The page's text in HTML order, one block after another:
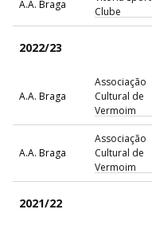
A.A. Braga
Clube
2022/23
A.A. Braga
Associação
Cultural de
Vermoim
A.A. Braga
Associação
Cultural de
Vermoim
2021/22